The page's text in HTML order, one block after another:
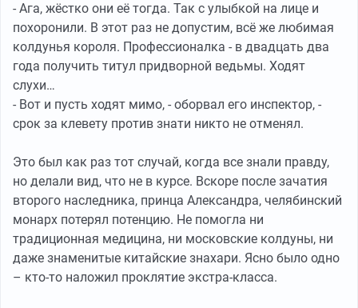
- Ага, жёстко они её тогда. Так с улыбкой на лице и
похоронили. В этот раз не допустим, всё же любимая
колдунья короля. Профессионалка - в двадцать два
года получить титул придворной ведьмы. Ходят
слухи…
- Вот и пусть ходят мимо, - оборвал его инспектор, -
срок за клевету против знати никто не отменял.
Это был как раз тот случай, когда все знали правду,
но делали вид, что не в курсе. Вскоре после зачатия
второго наследника, принца Александра, челябинский
монарх потерял потенцию. Не помогла ни
традиционная медицина, ни московские колдуны, ни
даже знаменитые китайские знахари. Ясно было одно
– кто-то наложил проклятие экстра-класса.